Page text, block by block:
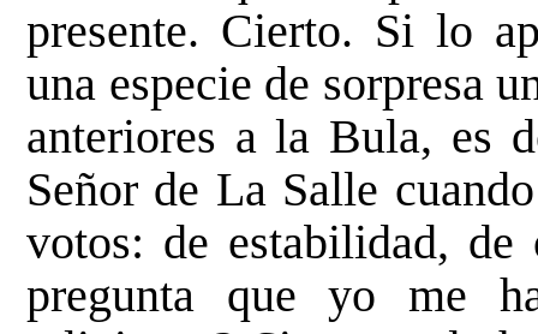
presente. Cierto. Si lo
una especie de sorpresa
anteriores a la Bula, es
Señor de La Salle
votos: de estabilidad, de
pregunta que yo me